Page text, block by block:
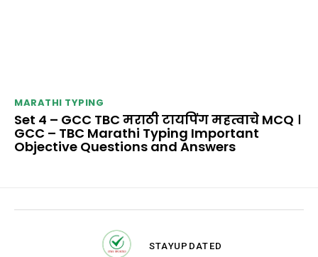
MARATHI TYPING
Set 4 – GCC TBC मराठी टायपिंग महत्वाचे MCQ ।
GCC – TBC Marathi Typing Important
Objective Questions and Answers
STAYUPDATED